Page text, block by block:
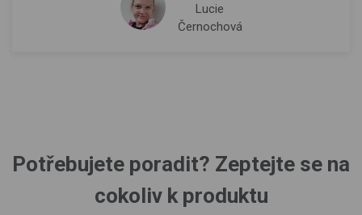
Lucie
Černochová
Potřebujete poradit? Zeptejte se na
cokoliv k produktu